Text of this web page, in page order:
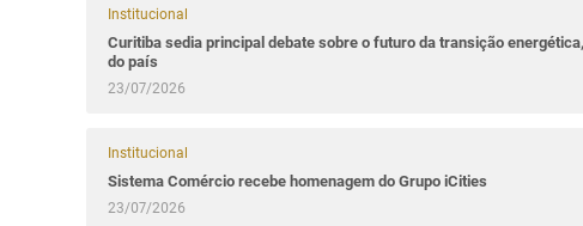
Institucional
Curitiba sedia principal debate sobre o futuro da transição
do país
23/07/2026
Institucional
Sistema Comércio recebe homenagem do Grupo iCities
23/07/2026